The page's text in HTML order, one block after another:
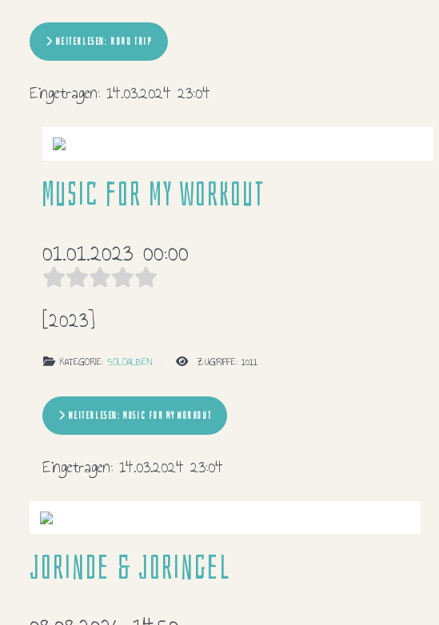
WEITERLESEN: ROAD TRIP
Eingetragen: 14.03.2024 23:04
Music for my workout
01.01.2023 00:00
[2023]
KATEGORIE: SOLOALBEN ZUGRIFFE: 1011
WEITERLESEN: MUSIC FOR MY WORKOUT
Eingetragen: 14.03.2024 23:04
Jorinde & Joringel